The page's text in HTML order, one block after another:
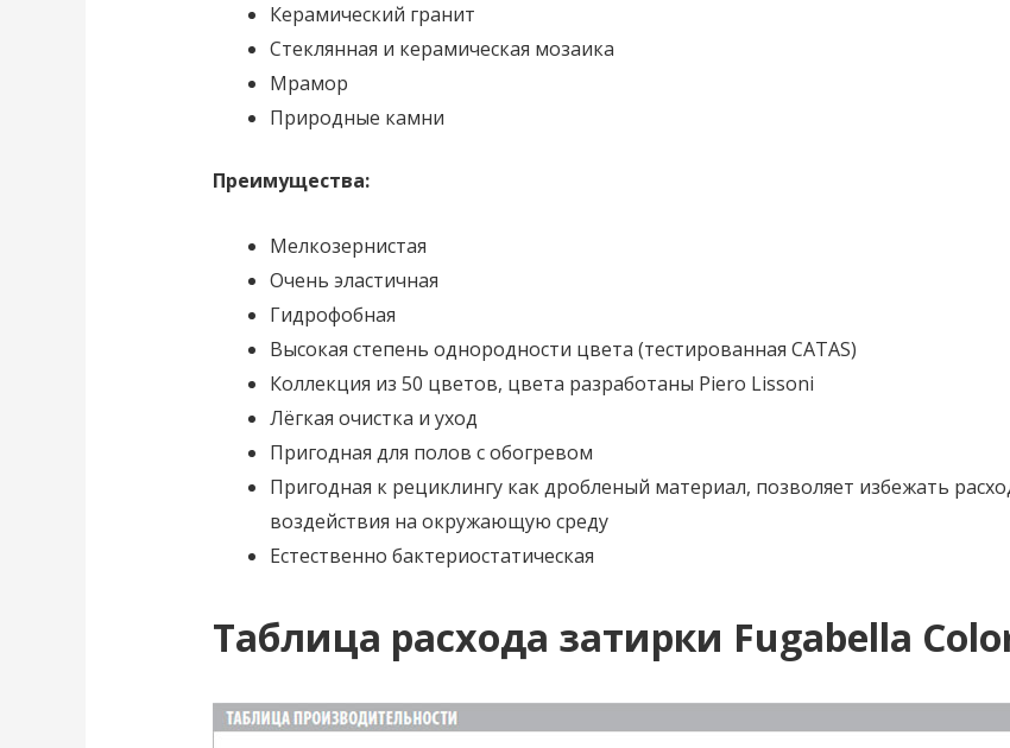
Керамический гранит
Стеклянная и керамическая мозаика
Мрамор
Природные камни
Преимущества:
Мелкозернистая
Очень эластичная
Гидрофобная
Высокая степень однородности цвета (тестированная CATAS)
Коллекция из 50 цветов, цвета разработаны Piero Lissoni
Лёгкая очистка и уход
Пригодная для полов с обогревом
Пригодная к рециклингу как дробленый материал, позволяет избежать
воздействия на окружающую среду
Естественно бактериостатическая
Таблица расхода затирки Fugabella